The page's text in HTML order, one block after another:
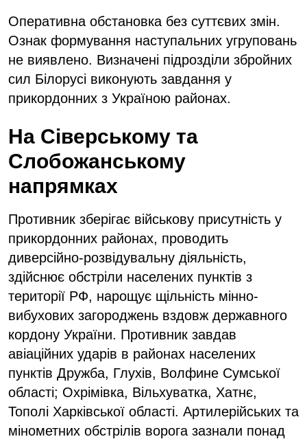
Оперативна обстановка без суттєвих змін.
Ознак формування наступальних угруповань
не виявлено. Визначені підрозділи збройних
сил Білорусі виконують завдання у
прикордонних з Україною районах.
На Сіверському та
Слобожанському
напрямках
Противник зберігає військову присутність у
прикордонних районах, проводить
диверсійно-розвідувальну діяльність,
здійснює обстріли населених пунктів з
території РФ, нарощує щільність мінно-
вибухових загороджень вздовж державного
кордону України. Противник завдав
авіаційних ударів в районах населених
пунктів Дружба, Глухів, Волфине Сумської
області; Охрімівка, Вільхуватка, Хатнє,
Тополі Харківської області. Артилерійських та
мінометних обстрілів ворога зазнали понад